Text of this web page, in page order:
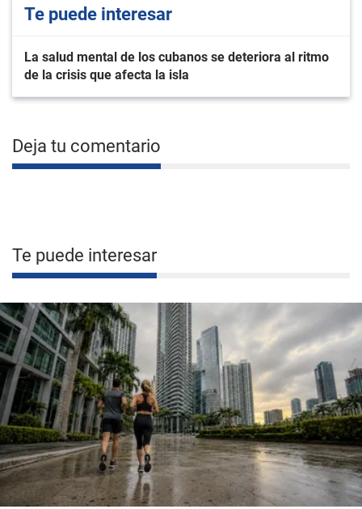
Te puede interesar
La salud mental de los cubanos se deteriora al ritmo
de la crisis que afecta la isla
Deja tu comentario
Te puede interesar